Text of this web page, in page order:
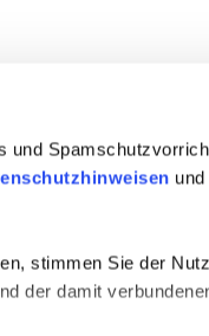
stimmen Sie der
der damit